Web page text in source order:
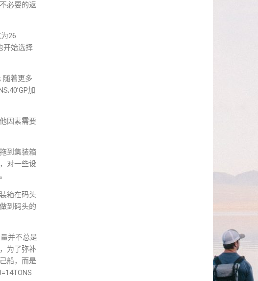
必要的返
26
开始选择
随着更多
加
因素需要
到集装箱
对一些设
箱在码头
到码头的
并不总是
为了弥补
船，而是